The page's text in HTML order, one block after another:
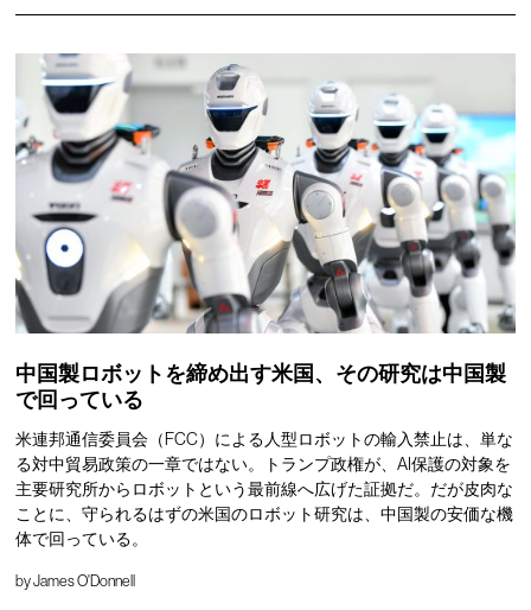
中国製ロボットを締め出す米国、その研究は中国製
で回っている
米連邦通信委員会（FCC）による人型ロボットの輸入禁止は、単な
る対中貿易政策の一章ではない。トランプ政権が、AI保護の対象を
主要研究所からロボットという最前線へ広げた証拠だ。だが皮肉な
ことに、守られるはずの米国のロボット研究は、中国製の安価な機
体で回っている。
byJames O'Donnell